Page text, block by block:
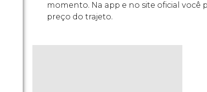
momento. Na app e no site oficial você
preço do trajeto.